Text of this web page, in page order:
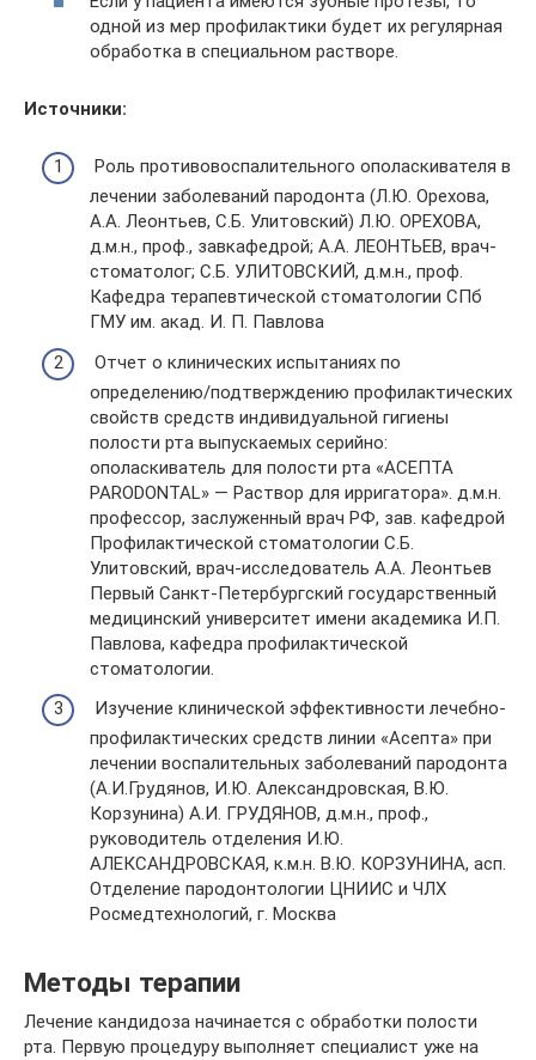
одной из мер профилактики будет их регулярная
обработка в специальном растворе.
Источники:
Роль противовоспалительного ополаскивателя в
лечении заболеваний пародонта (Л.Ю. Орехова,
А.А. Леонтьев, С.Б. Улитовский) Л.Ю. ОРЕХОВА,
д.м.н., проф., завкафедрой; А.А. ЛЕОНТЬЕВ, врач-
стоматолог; С.Б. УЛИТОВСКИЙ, д.м.н., проф.
Кафедра терапевтической стоматологии СПб
ГМУ им. акад. И. П. Павлова
Отчет о клинических испытаниях по
определению/подтверждению профилактических
свойств средств индивидуальной гигиены
полости рта выпускаемых серийно:
ополаскиватель для полости рта «АСЕПТА
PARODONTAL» — Раствор для ирригатора». д.м.н.
профессор, заслуженный врач РФ, зав. кафедрой
Профилактической стоматологии С.Б.
Улитовский, врач-исследователь А.А. Леонтьев
Первый Санкт-Петербургский государственный
медицинский университет имени академика И.П.
Павлова, кафедра профилактической
стоматологии.
Изучение клинической эффективности лечебно-
профилактических средств линии «Асепта» при
лечении воспалительных заболеваний пародонта
(А.И.Грудянов, И.Ю. Александровская, В.Ю.
Корзунина) А.И. ГРУДЯНОВ, д.м.н., проф.,
руководитель отделения И.Ю.
АЛЕКСАНДРОВСКАЯ, к.м.н. В.Ю. КОРЗУНИНА, асп.
Отделение пародонтологии ЦНИИС и ЧЛХ
Росмедтехнологий, г. Москва
Методы терапии
Лечение кандидоза начинается с обработки полости
рта. Первую процедуру выполняет специалист уже на